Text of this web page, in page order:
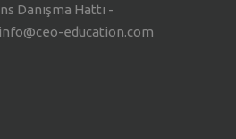
Danışma Hattı -
info@ceo-education.com